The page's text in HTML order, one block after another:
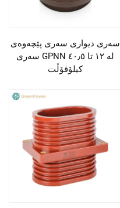
سەری دیواری سەری پێچەوەی
سەری GPNN لە ١٢ تا ٤٠٫٥
کیلۆڤۆڵت